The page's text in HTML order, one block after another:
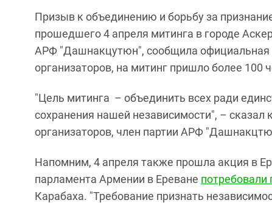
Призыв к объединению и борьбу за
прошедшего 4 апреля митинга в городе
АРФ "Дашнакцутюн", сообщила официальная
организаторов, на митинг пришло более 100
"Цель митинга – объединить всех ради
сохранения нашей независимости", – сказал
организаторов, член партии АРФ
Напомним, 4 апреля также прошла акция в
парламента Армении в Ереване потребовали
Карабаха. "Требование признать